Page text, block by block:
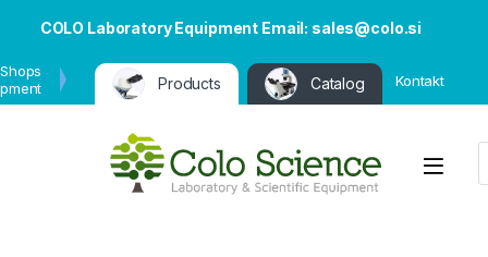
COLO Laboratory Equipment Email: sales@colo.si
Products Catalog Kontakt
Open